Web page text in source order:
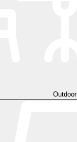
Outdoor